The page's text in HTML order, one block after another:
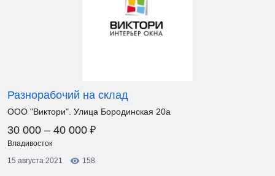
Разнорабочий на склад
ООО "Виктори". Улица Бородинская 20а
30 000 – 40 000 ₽
Владивосток
15 августа 2021
158